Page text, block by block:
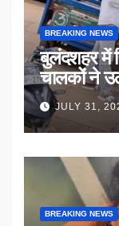
BREAKING NEWS
बुलंदशहर में
चालकों ने
JULY 31,
BREAKING NEWS